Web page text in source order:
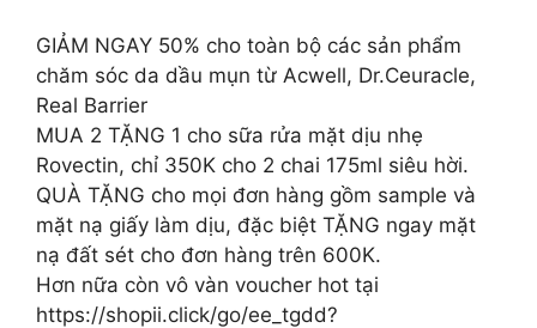
GIẢM NGAY 50% cho toàn bộ các sản phẩm
chăm sóc da dầu mụn từ Acwell, Dr.Ceuracle,
Real Barrier
MUA 2 TẶNG 1 cho sữa rửa mặt dịu nhẹ
Rovectin, chỉ 350K cho 2 chai 175ml siêu hời.
QUÀ TẶNG cho mọi đơn hàng gồm sample và
mặt nạ giấy làm dịu, đặc biệt TẶNG ngay mặt
nạ đất sét cho đơn hàng trên 600K.
Hơn nữa còn vô vàn voucher hot tại
https://shopii.click/go/ee_tgdd?